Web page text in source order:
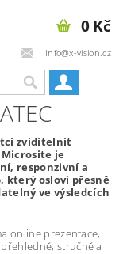
Info@x-vision.cz
0 Kč
zviditelnit
je
responzivní a
který osloví přesně
ve výsledcích
online prezentace,
stručně a